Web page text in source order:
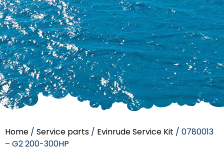
Home / Service parts / Evinrude Service Kit / 0780013
– G2 200-300HP